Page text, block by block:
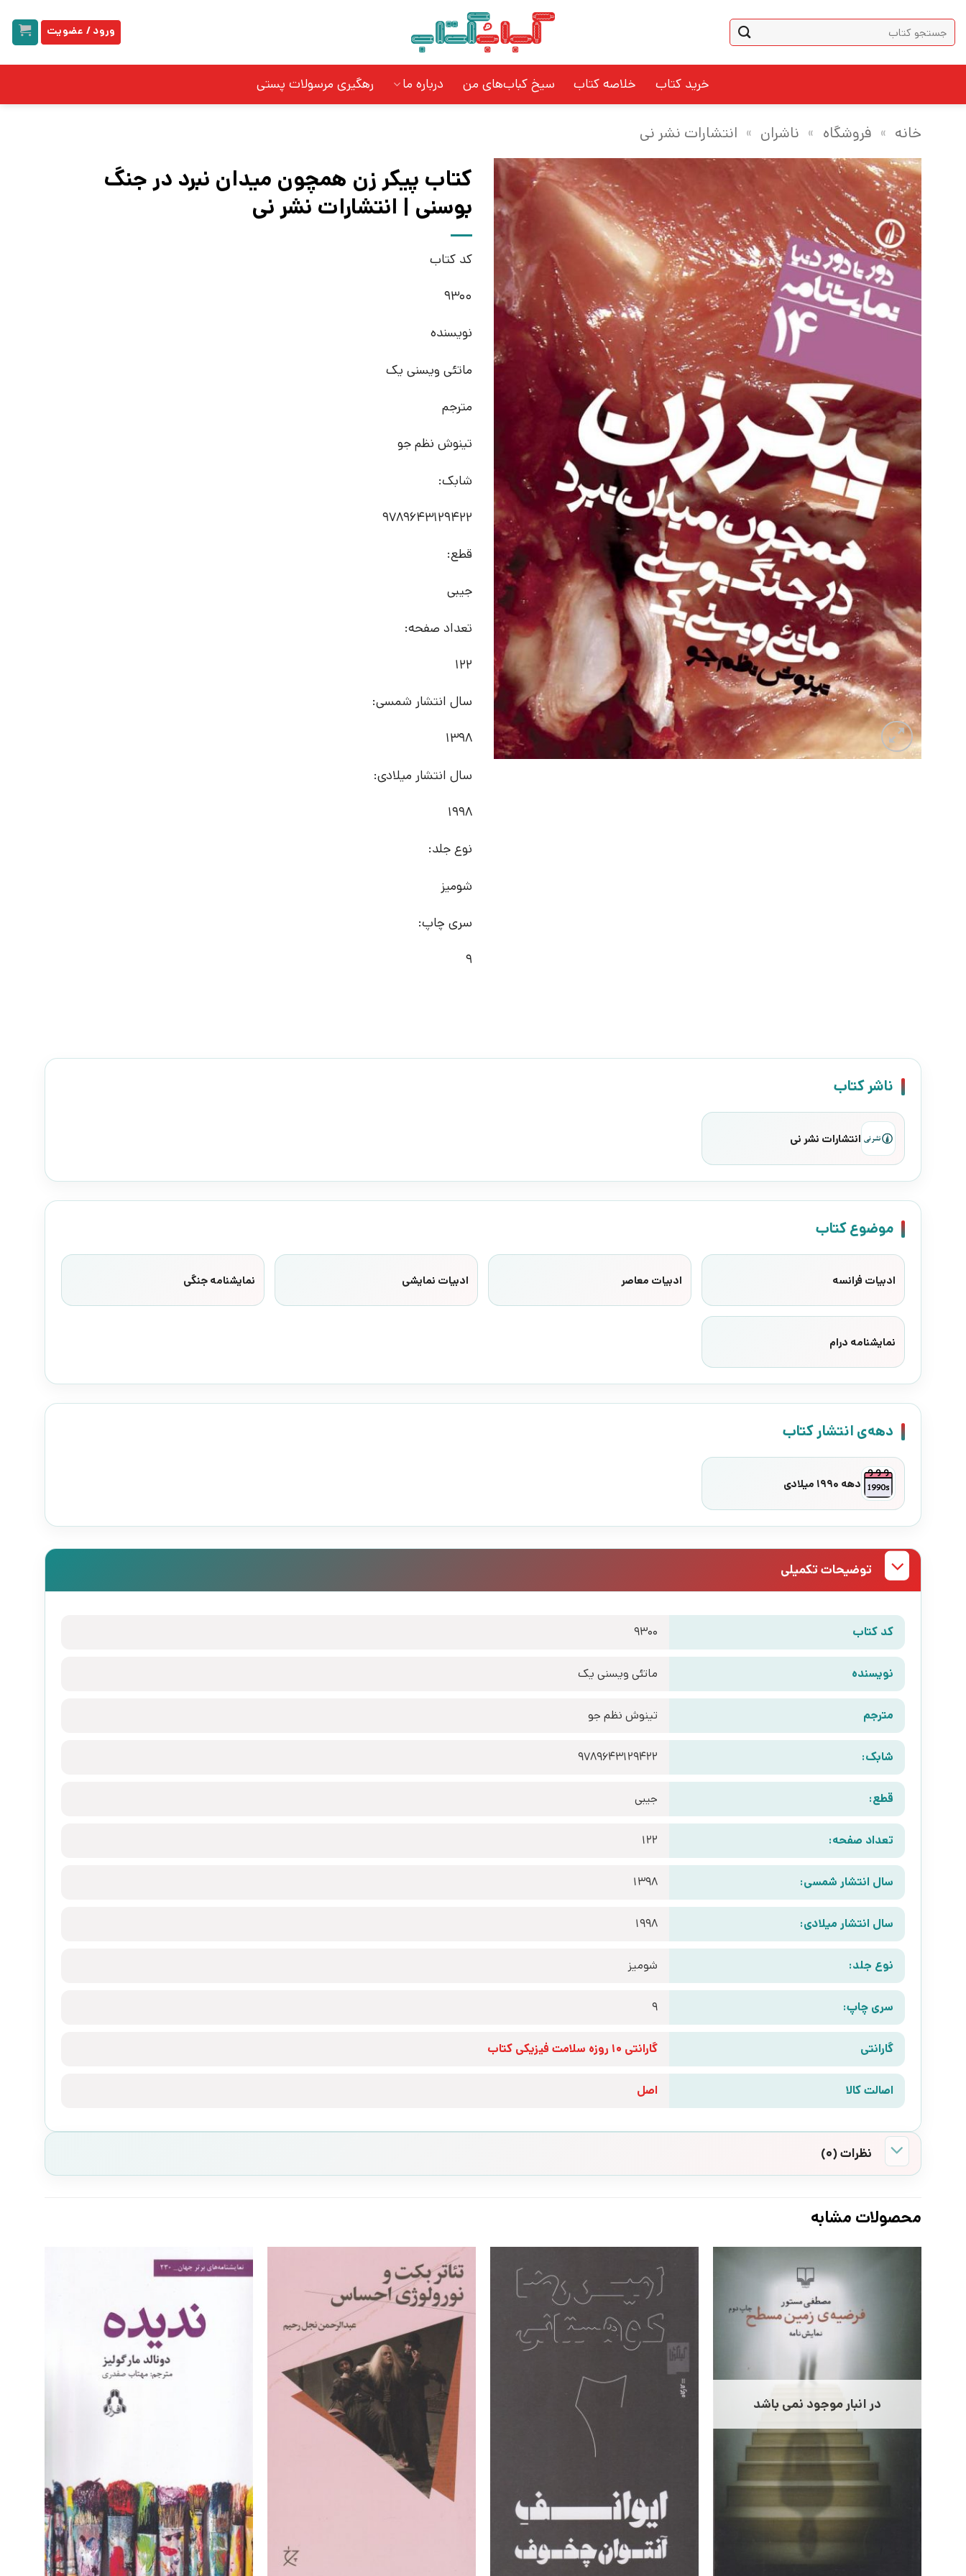
content
جستجو
برای:
ورود / عضویت
خرید کتاب خلاصه کتاب سیخ کباب‌های من درباره ما رهگیری مرسولات پستی
خانه » فروشگاه » ناشران » انتشارات نشر نی
کتاب پیکر زن همچون میدان نبرد در جنگ
بوسنی | انتشارات نشر نی
کد کتاب
9300
نویسنده
ماتئی ویسنی یک
مترجم
تینوش نظم جو
شابک:
9789643129422
قطع:
جیبی
تعداد صفحه:
122
سال انتشار شمسی:
1398
سال انتشار میلادی:
1998
نوع جلد:
شومیز
سری چاپ:
9
ناشر کتاب
انتشارات نشر نی
موضوع کتاب
ادبیات فرانسه ادبیات معاصر ادبیات نمایشی نمایشنامه جنگی
نمایشنامه درام
دهه‌ی انتشار کتاب
دهه 1990 میلادی
توضیحات تکمیلی
کد کتاب 9300
نویسنده ماتئی ویسنی یک
مترجم تینوش نظم جو
شابک: 9789643129422
قطع: جیبی
تعداد صفحه: 122
سال انتشار شمسی: 1398
سال انتشار میلادی: 1998
نوع جلد: شومیز
سری چاپ: 9
گارانتی گارانتی 10 روزه سلامت فیزیکی کتاب
اصالت کالا اصل
نظرات (0)
محصولات مشابه
در انبار موجود نمی باشد